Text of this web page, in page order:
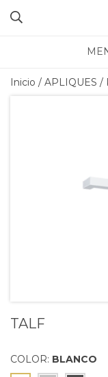
Inicio / APLIQUES /
TALF
COLOR: BLANCO